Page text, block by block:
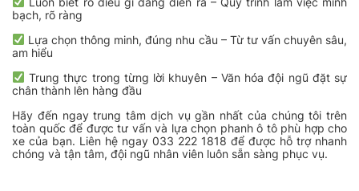
bạch, rõ ràng
Lựa chọn thông minh, đúng nhu cầu – Từ tư vấn chuyên sâu,
am hiểu
Trung thực trong từng lời khuyên – Văn hóa đội ngũ đặt sự
chân thành lên hàng đầu
Hãy đến ngay trung tâm dịch vụ gần nhất của chúng tôi trên
toàn quốc để được tư vấn và lựa chọn phanh ô tô phù hợp cho
xe của bạn. Liên hệ ngay 033 222 1818 để được hỗ trợ nhanh
chóng và tận tâm, đội ngũ nhân viên luôn sẵn sàng phục vụ.